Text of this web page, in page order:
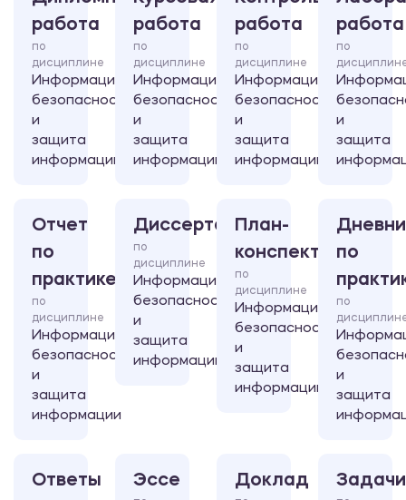
работа
по
дисциплине
Информационная
безопасность
и
защита
информации
работа
по
дисциплине
Информационная
безопасность
и
защита
информации
работа
по
дисциплине
Информационная
безопасность
и
защита
информации
работа
по
и
защита
Отчет
по
практике
по
дисциплине
Информационная
безопасность
и
защита
информации
Диссертация
по
дисциплине
Информационная
безопасность
и
защита
информации
План-
конспект
по
дисциплине
Информационная
безопасность
и
защита
информации
по
по
и
защита
Ответы
Эссе Доклад Задачи